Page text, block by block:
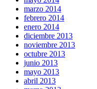
marzo 2014
febrero 2014
enero 2014
diciembre 2013
noviembre 2013
octubre 2013
junio 2013
mayo 2013
abril 2013